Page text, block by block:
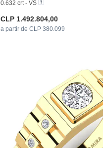
0.632 crt - VS
CLP 1.492.804,00
a partir de CLP 380.099